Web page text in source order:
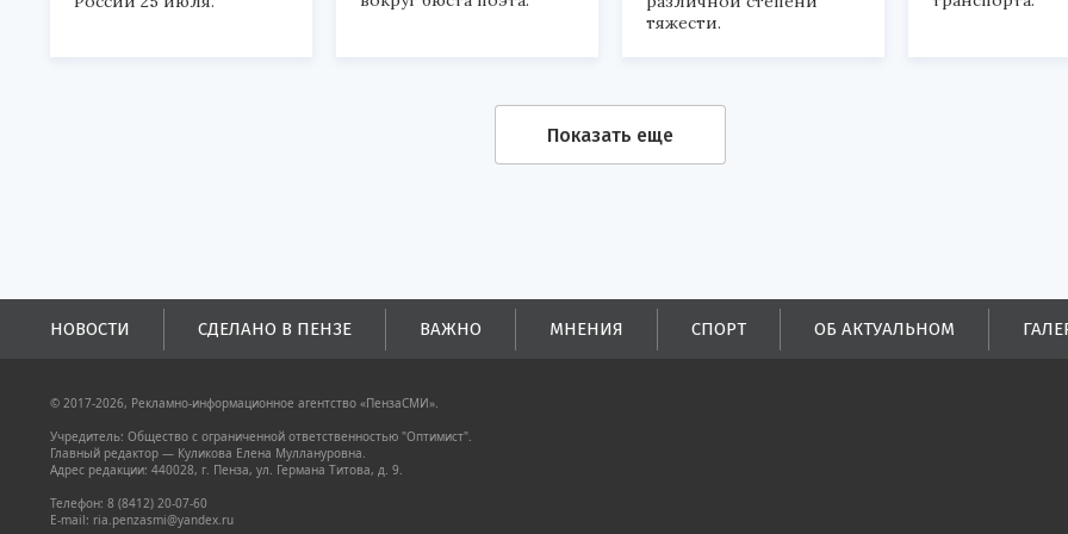
тяжести.
Показать еще
НОВОСТИ СДЕЛАНО В ПЕНЗЕ ВАЖНО МНЕНИЯ СПОРТ ОБ АКТУАЛЬНОМ
© 2017-2026, Рекламно-информационное агентство «ПензаСМИ».
Учредитель: Общество с ограниченной ответственностью "Оптимист".
Главный редактор — Куликова Елена Муллануровна.
Адрес редакции: 440028, г. Пенза, ул. Германа Титова, д. 9.
Телефон: 8 (8412) 20-07-60
E-mail: ria.penzasmi@yandex.ru